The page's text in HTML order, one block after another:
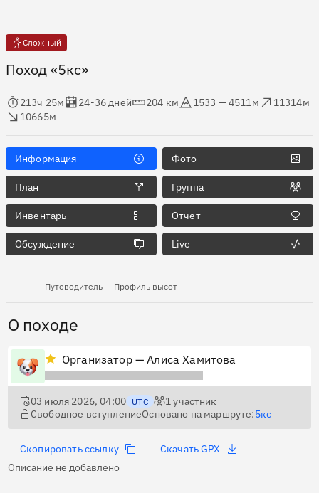
Сложный
Поход «5кс»
в пути
213ч 25м
Оценка в днях
24-36 дней
204 км
1533 — 4511м
11314м
10665м
Информация Фото
План Группа
Инвентарь Отчет
Обсуждение Live
Путеводитель Профиль высот
О походе
Организатор — Алиса Хамитова
03 июля 2026, 04:00 UTC 1участник
Свободное вступлениеОсновано на маршруте:5кс
Скопировать ссылку
Скачать GPX
Описание не добавлено